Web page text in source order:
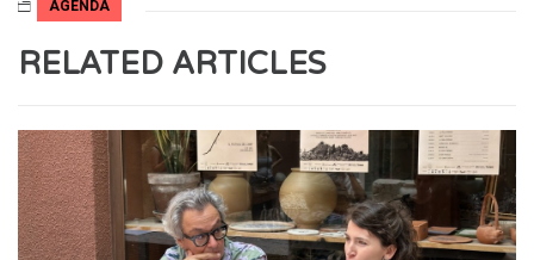
AGENDA
RELATED ARTICLES